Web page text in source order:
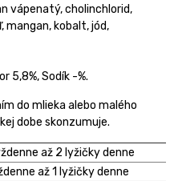
vápenatý, cholinchlorid,
mangan, kobalt, jód,
5,8%, Sodík -%.
do mlieka alebo malého
dobe skonzumuje.
až 2 lyžičky denne
až 1 lyžičky denne